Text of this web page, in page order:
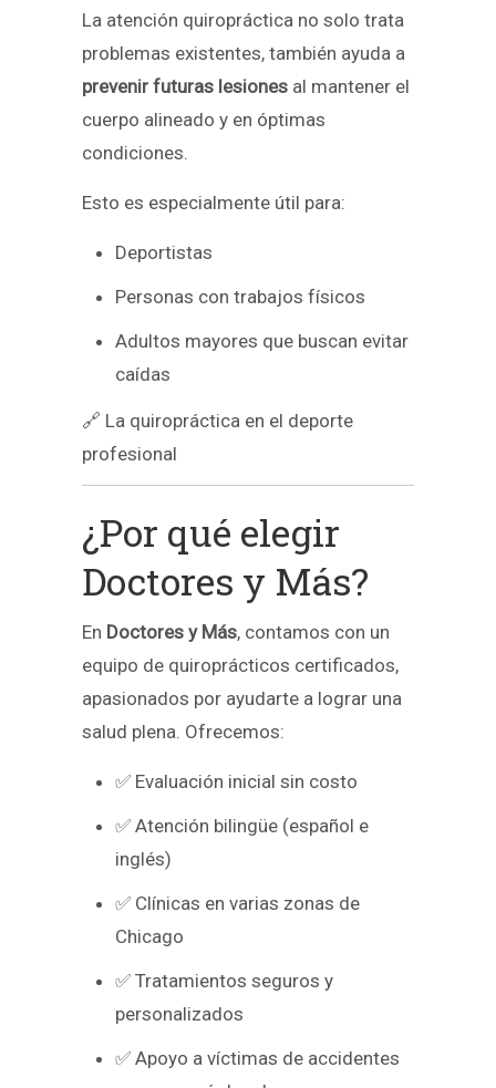
La atención quiropráctica no solo trata
problemas existentes, también ayuda a
prevenir futuras lesiones al mantener el
cuerpo alineado y en óptimas
condiciones.
Esto es especialmente útil para:
Deportistas
Personas con trabajos físicos
Adultos mayores que buscan evitar
caídas
🔗 La quiropráctica en el deporte
profesional
¿Por qué elegir
Doctores y Más?
En Doctores y Más, contamos con un
equipo de quiroprácticos certificados,
apasionados por ayudarte a lograr una
salud plena. Ofrecemos:
✅ Evaluación inicial sin costo
✅ Atención bilingüe (español e
inglés)
✅ Clínicas en varias zonas de
Chicago
✅ Tratamientos seguros y
personalizados
✅ Apoyo a víctimas de accidentes